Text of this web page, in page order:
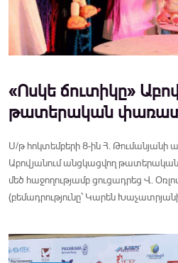
«Ոսկե ճուտիկը»
թատերական
Ս/թ հոկտեմբերի 8-ին Հ. Թումանյանի
Աբովյանում անցկացվող
մեծ հաջողությամբ ցուցադրեց Վ.
(բեմադրությունը՝ Կարեն